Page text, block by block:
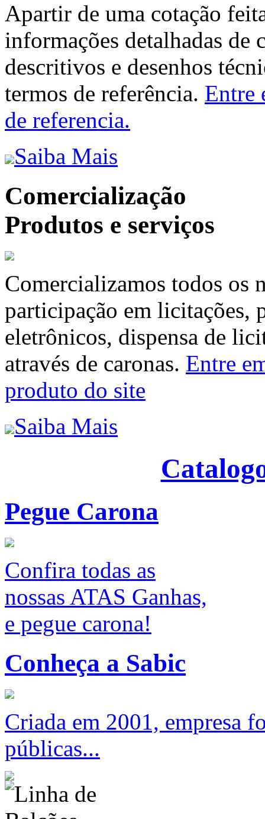
Apartir de uma cotação
informações detalhadas de
descritivos e desenhos
termos de referência. Entre
de referencia.
Saiba Mais
Comercialização
Produtos e serviços
Comercializamos todos os
participação em licitações,
eletrônicos, dispensa de
através de caronas. Entre
produto do site
Saiba Mais
Pegue Carona
Confira todas as
nossas ATAS Ganhas,
e pegue carona!
Conheça a Sabic
Criada em 2001, empresa
públicas...